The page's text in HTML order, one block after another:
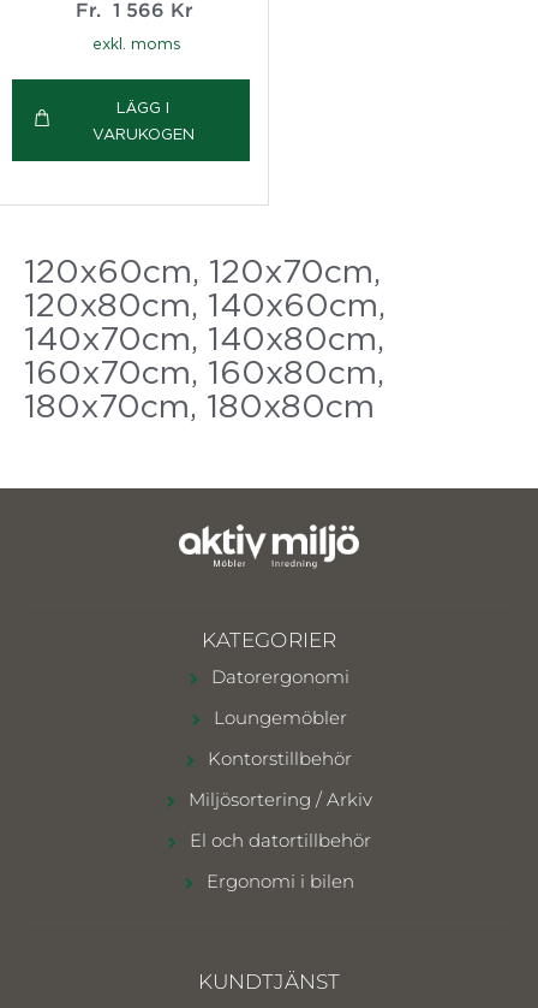
Fr.
1 566 Kr
exkl. moms
LÄGG I
VARUKOGEN
120x60cm, 120x70cm,
120x80cm, 140x60cm,
140x70cm, 140x80cm,
160x70cm, 160x80cm,
180x70cm, 180x80cm
KATEGORIER
Datorergonomi
Loungemöbler
Kontorstillbehör
Miljösortering / Arkiv
El och datortillbehör
Ergonomi i bilen
KUNDTJÄNST